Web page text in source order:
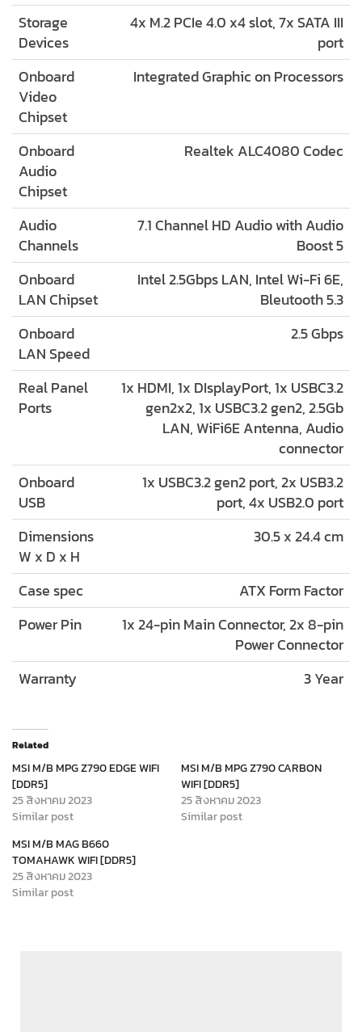
Storage
Devices
4x M.2 PCIe 4.0 x4 slot, 7x SATA III
port
Onboard
Video
Chipset
Integrated Graphic on Processors
Onboard
Audio
Chipset
Realtek ALC4080 Codec
Audio
Channels
7.1 Channel HD Audio with Audio
Boost 5
Onboard
LAN Chipset
Intel 2.5Gbps LAN, Intel Wi-Fi 6E,
Bleutooth 5.3
Onboard
LAN Speed
2.5 Gbps
Real Panel
Ports
1x HDMI, 1x DIsplayPort, 1x USBC3.2
gen2x2, 1x USBC3.2 gen2, 2.5Gb
LAN, WiFi6E Antenna, Audio
connector
Onboard
USB
1x USBC3.2 gen2 port, 2x USB3.2
port, 4x USB2.0 port
Dimensions
W x D x H
30.5 x 24.4 cm
Case spec
ATX Form Factor
Power Pin
1x 24-pin Main Connector, 2x 8-pin
Power Connector
Warranty
3 Year
Related
MSI M/B MPG Z790 EDGE WIFI
[DDR5]
25 สิงหาคม 2023
Similar post
MSI M/B MPG Z790 CARBON
WIFI [DDR5]
25 สิงหาคม 2023
Similar post
MSI M/B MAG B660
TOMAHAWK WIFI [DDR5]
25 สิงหาคม 2023
Similar post